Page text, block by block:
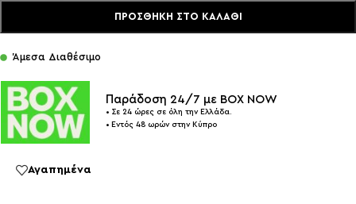
ΠΡΟΣΘΉΚΗ ΣΤΟ ΚΑΛΆΘΙ
Άμεσα Διαθέσιμο
Παράδοση 24/7 με BOX NOW
• Σε 24 ώρες σε όλη την Ελλάδα.
• Εντός 48 ωρών στην Κύπρο
Αγαπημένα